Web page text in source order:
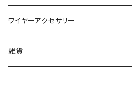
小物
イヤリング
オニキス
アクアマリン
アゲート
ポイント
水晶
さざれ
リング
ネックレス
材料
道具
ワイヤーアクセサリー
ネックレス
雑貨